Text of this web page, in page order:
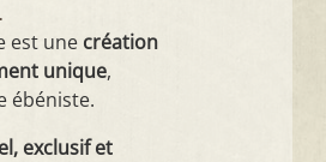
est une création
unique,
ébéniste.
exclusif et